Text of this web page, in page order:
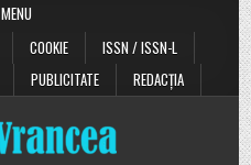
MENU
COOKIE
ISSN / ISSN-L
PUBLICITATE REDACȚIA